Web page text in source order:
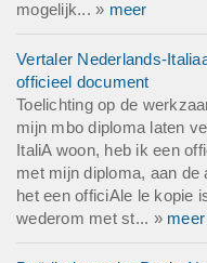
mogelijk... » meer
Vertaler Nederlands-
officieel document
Toelichting op de
mijn mbo diploma laten
ItaliA woon, heb ik een
met mijn diploma, aan
het een officiAle le kopie
wederom met st... » meer